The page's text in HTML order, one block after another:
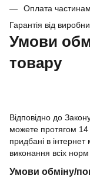
Оплата
Гарантія від
Умови
товару
Відповідно до
можете протягом 14
придбані в
виконання всіх
Умови обміну/